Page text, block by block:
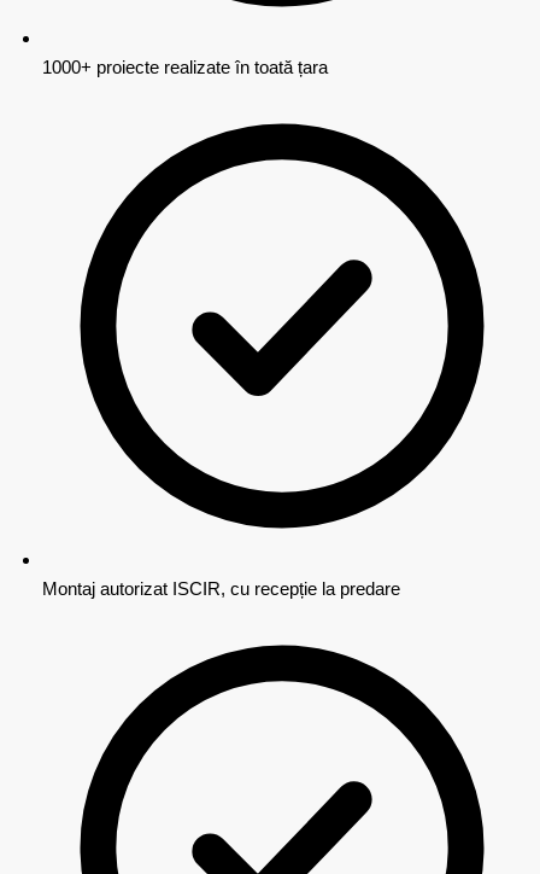
1000+ proiecte realizate în toată țara
Montaj autorizat ISCIR, cu recepție la predare